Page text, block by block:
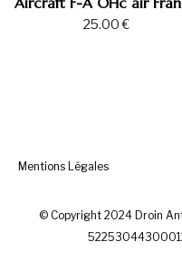
25.00€
Mentions Légales
© Copyright 2024 Droin